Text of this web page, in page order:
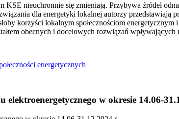
KSE nieuchronnie się zmieniają. Przybywa źródeł
dla energetyki lokalnej autorzy przedstawiają
korzyści lokalnym społecznościom
obecnych i docelowych rozwiązań
energetycznych
w okresie 14.06-